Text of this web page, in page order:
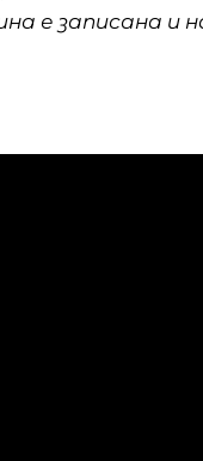
е записана и